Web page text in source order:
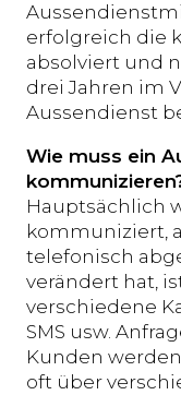
erfolgreich die
absolviert und
drei Jahren im
Aussendienst
Wie muss ein
Hauptsächlich
kommuniziert,
telefonisch
verändert hat,
verschiedene
SMS usw.
Kunden
oft über